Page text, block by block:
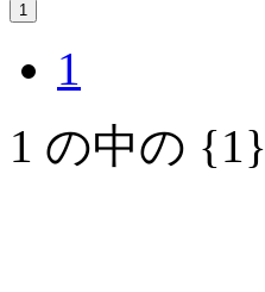
1
1
1 の中の {1}